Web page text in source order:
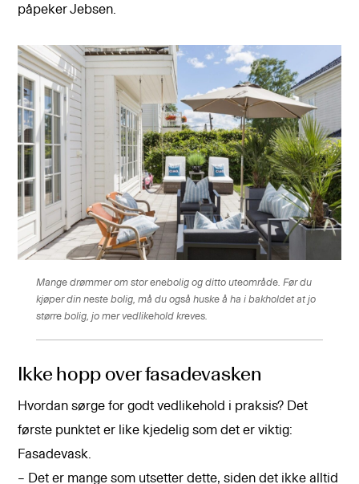
påpeker Jebsen.
Mange drømmer om stor enebolig og ditto uteområde. Før du
kjøper din neste bolig, må du også huske å ha i bakholdet at jo
større bolig, jo mer vedlikehold kreves.
Ikke hopp over fasadevasken
Hvordan sørge for godt vedlikehold i praksis? Det
første punktet er like kjedelig som det er viktig:
Fasadevask.
– Det er mange som utsetter dette, siden det ikke alltid